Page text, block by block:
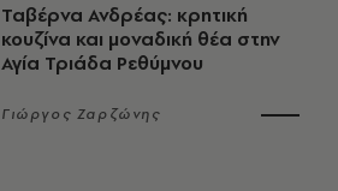
Ταβέρνα Ανδρέας: κρητική
κουζίνα και μοναδική θέα στην
Αγία Τριάδα Ρεθύμνου
Γιώργος Ζαρζώνης